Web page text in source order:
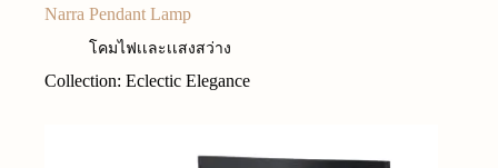
Narra Pendant Lamp
โคมไฟเเละเเสงสว่าง
Collection: Eclectic Elegance